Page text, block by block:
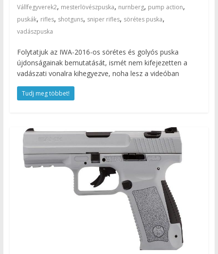
Vállfegyverek2, mesterlövészpuska, nurnberg, pump action,
puskák, rifles, shotguns, sniper rifles, sörétes puska,
vadászpuska
Folytatjuk az IWA-2016-os sörétes és golyós puska
újdonságainak bemutatását, ismét nem kifejezetten a
vadászati vonalra kihegyezve, noha lesz a videóban
Tudj meg többet!